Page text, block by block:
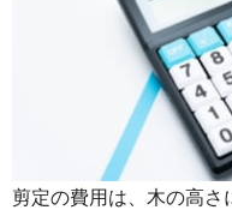
剪定の費用は、木の高